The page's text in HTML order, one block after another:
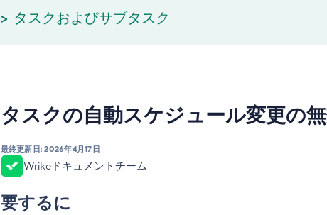
タスクおよびサブタスク
タスクの自動スケジュール変更の
最終更新日:2026年4月17日
Wrikeドキュメントチーム
要するに